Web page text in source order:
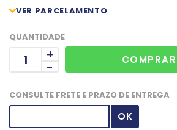
QUANTIDADE
+
-
CONSULTE FRETE E PRAZO DE ENTREGA